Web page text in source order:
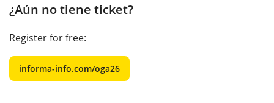
¿Aún no tiene ticket?
Register for free:
informa-info.com/oga26